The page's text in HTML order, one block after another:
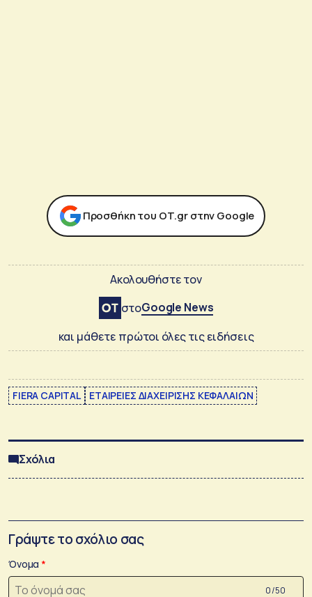
Προσθήκη του ΟΤ.gr στην Google
Ακολουθήστε τον
στοGoogle News
και μάθετε πρώτοι όλες τις ειδήσεις
FIERA CAPITAL ΕΤΑΙΡΕΙΕΣ ΔΙΑΧΕΙΡΙΣΗΣ ΚΕΦΑΛΑΙΩΝ
Σχόλια
Γράψτε το σχόλιο σας
Όνομα
0 /50